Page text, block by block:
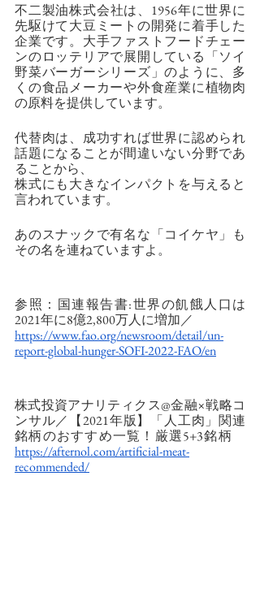
不二製油株式会社は、1956年に世界に
先駆けて大豆ミートの開発に着手した
企業です。大手ファストフードチェー
ンのロッテリアで展開している「ソイ
野菜バーガーシリーズ」のように、多
くの食品メーカーや外食産業に植物肉
の原料を提供しています。
代替肉は、成功すれば世界に認められ
話題になることが間違いない分野であ
ることから、
株式にも大きなインパクトを与えると
言われています。
あのスナックで有名な「コイケヤ」も
その名を連ねていますよ。
参照：国連報告書:世界の飢餓人口は
2021年に8億2,800万人に増加／
https://www.fao.org/newsroom/detail/un-
report-global-hunger-SOFI-2022-FAO/en
株式投資アナリティクス@金融×戦略コ
ンサル／【2021年版】「人工肉」関連
銘柄のおすすめ一覧！厳選5+3銘柄
https://afternol.com/artificial-meat-
recommended/